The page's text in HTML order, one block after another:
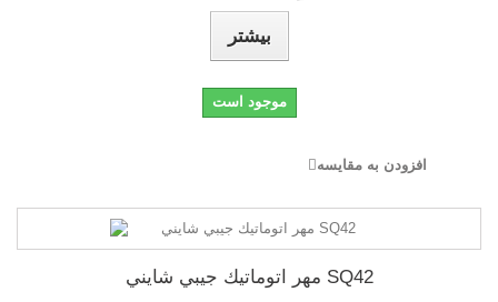
بیشتر
موجود است
افزودن به مقایسه
مهر اتوماتيك جيبي شايني SQ42